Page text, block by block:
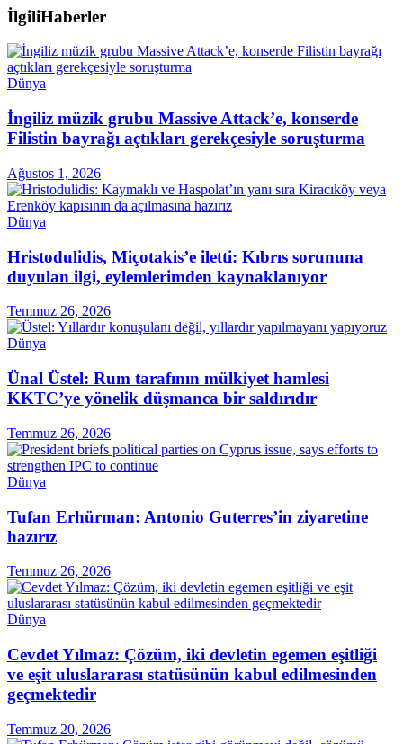
İlgiliHaberler
Dünya
İngiliz müzik grubu Massive Attack’e, konserde
Filistin bayrağı açtıkları gerekçesiyle soruşturma
Ağustos 1, 2026
Dünya
Hristodulidis, Miçotakis’e iletti: Kıbrıs sorununa
duyulan ilgi, eylemlerimden kaynaklanıyor
Temmuz 26, 2026
Dünya
Ünal Üstel: Rum tarafının mülkiyet hamlesi
KKTC’ye yönelik düşmanca bir saldırıdır
Temmuz 26, 2026
Dünya
Tufan Erhürman: Antonio Guterres’in ziyaretine
hazırız
Temmuz 26, 2026
Dünya
Cevdet Yılmaz: Çözüm, iki devletin egemen eşitliği
ve eşit uluslararası statüsünün kabul edilmesinden
geçmektedir
Temmuz 20, 2026